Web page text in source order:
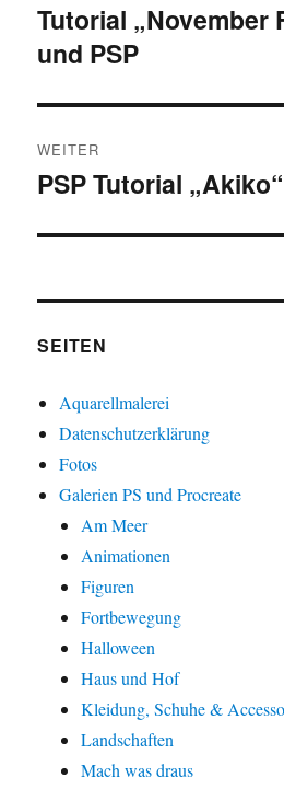
Vorheriger
Beitrag:
Tutorial „November
und PSP
WEITER
Nächster
PSP Tutorial
SEITEN
Aquarellmalerei
Datenschutzerklärung
Fotos
Galerien PS und Procreate
Am Meer
Animationen
Figuren
Fortbewegung
Halloween
Haus und Hof
Kleidung, Schuhe &
Landschaften
Mach was draus